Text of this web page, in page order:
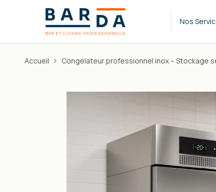
Nos
Accueil Congélateur professionnel inox – Stockage